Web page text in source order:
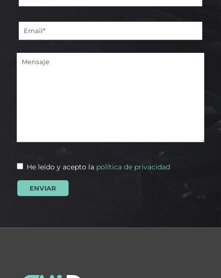
He leído y acepto la política de privacidad